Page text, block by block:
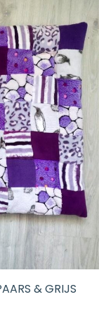
€ 59,95
& GRIJS